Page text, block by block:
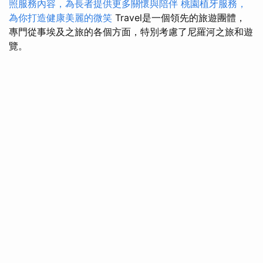
照服務內容，為長者提供更多關懷與陪伴 桃園植牙服務，
為你打造健康美麗的微笑 Travel是一個領先的旅遊團體，
專門從事埃及之旅的各個方面，特別考慮了尼羅河之旅和遊
覽。